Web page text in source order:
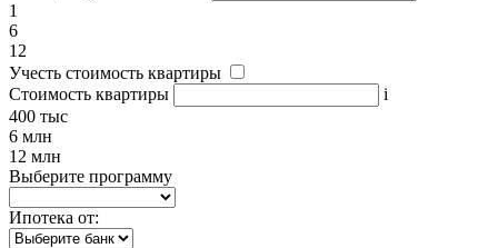
1
6
12
Учесть стоимость квартиры
Стоимость квартиры
i
400 тыс
6 млн
12 млн
Выберите программу
Ипотека от: